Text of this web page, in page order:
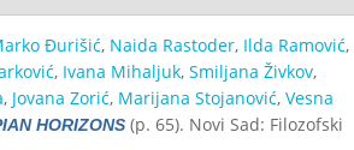
Đurišić, Naida Rastoder, Ilda Ramović,
, Ivana Mihaljuk, Smiljana Živkov,
, Jovana Zorić, Marijana Stojanović, Vesna
HORIZONS (p. 65). Novi Sad: Filozofski